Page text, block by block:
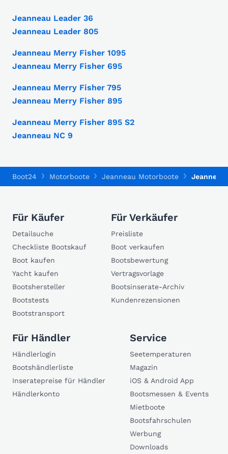
Jeanneau Leader 36
Jeanneau Leader 805
Jeanneau Merry Fisher 1095
Jeanneau Merry Fisher 695
Jeanneau Merry Fisher 795
Jeanneau Merry Fisher 895
Jeanneau Merry Fisher 895 S2
Jeanneau NC 9
Boot24 Motorboote Jeanneau Motorboote Jeanneau
Für Käufer
Detailsuche
Checkliste Bootskauf
Boot kaufen
Yacht kaufen
Bootshersteller
Bootstests
Bootstransport
Für Verkäufer
Preisliste
Boot verkaufen
Bootsbewertung
Vertragsvorlage
Bootsinserate-Archiv
Kundenrezensionen
Für Händler
Händlerlogin
Bootshändlerliste
Inseratepreise für Händler
Händlerkonto
Service
Seetemperaturen
Magazin
iOS & Android App
Bootsmessen & Events
Mietboote
Bootsfahrschulen
Werbung
Downloads